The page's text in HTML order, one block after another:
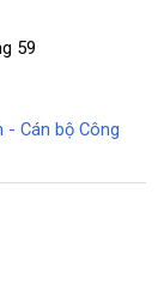
59
- Cán bộ Công